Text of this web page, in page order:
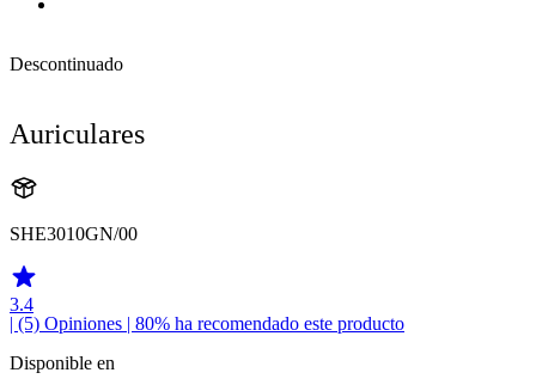
Descontinuado
Auriculares
SHE3010GN/00
3.4
| (5) Opiniones | 80% ha recomendado este producto
Disponible en